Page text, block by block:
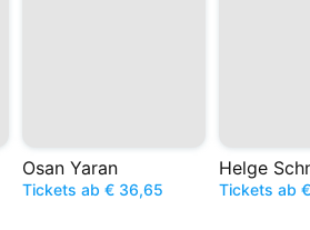
Osan Yaran
Tickets ab € 36,65
Helge
Tickets ab